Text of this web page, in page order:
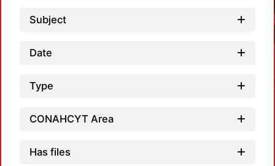
Subject
Date
Type
CONAHCYT Area
Has files